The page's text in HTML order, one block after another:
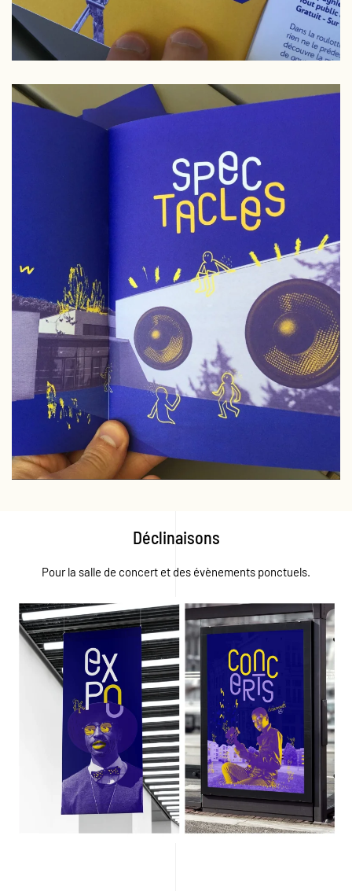
Déclinaisons
Pour la salle de concert et des évènements ponctuels.